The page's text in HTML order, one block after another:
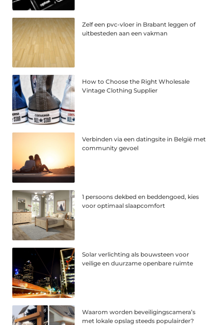
Zelf een pvc-vloer in Brabant leggen of
uitbesteden aan een vakman
How to Choose the Right Wholesale
Vintage Clothing Supplier
Verbinden via een datingsite in België met
community gevoel
1 persoons dekbed en beddengoed, kies
voor optimaal slaapcomfort
Solar verlichting als bouwsteen voor
veilige en duurzame openbare ruimte
Waarom worden beveiligingscamera’s
met lokale opslag steeds populairder?